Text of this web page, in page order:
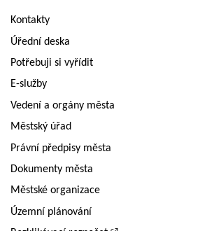
Kontakty
Úřední deska
Potřebuji si vyřídit
E-služby
Vedení a orgány města
Městský úřad
Právní předpisy města
Dokumenty města
Městské organizace
Územní plánování